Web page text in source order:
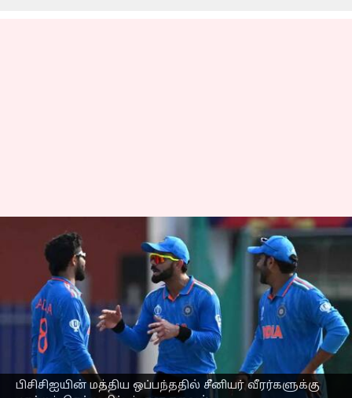
பிசிசிஐயின் மத்திய ஒப்பந்ததில் சீனியர் வீரர்களுக்கு
பிசிசிஐயின் மத்திய
ஒப்பந்ததில் மாற்றம்
செய்ய திட்டம்; சீனியர்
வீரர்களுக்கான
கிரேடுகளை குறைக்க
முடிவு என தகவல்
எழுதியவர் Sekar Chinnappan Mar 27, 2025 03:22 pm